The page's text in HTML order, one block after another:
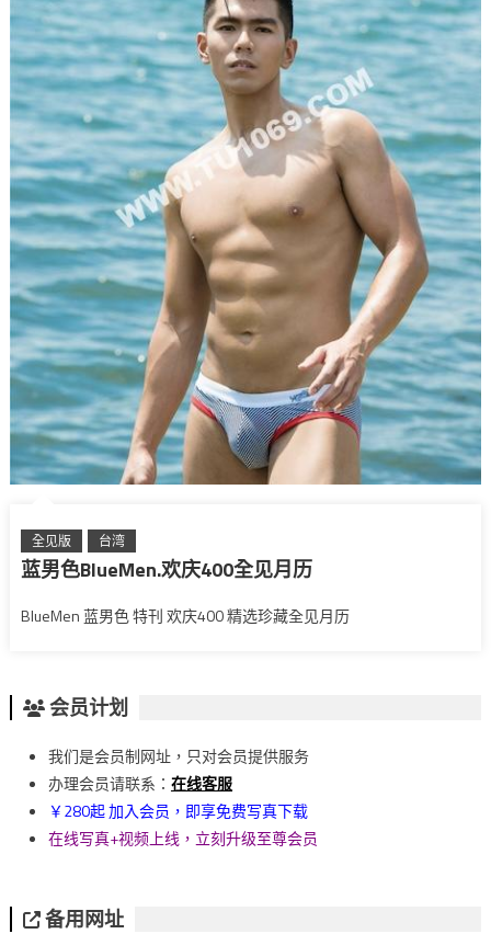
全见版 台湾
蓝男色BlueMen.欢庆400全见月历
BlueMen 蓝男色 特刊 欢庆400 精选珍藏全见月历
会员计划
我们是会员制网址，只对会员提供服务
办理会员请联系： 在线客服
￥280起 加入会员，即享免费写真下载
在线写真+视频上线，立刻升级至尊会员
备用网址